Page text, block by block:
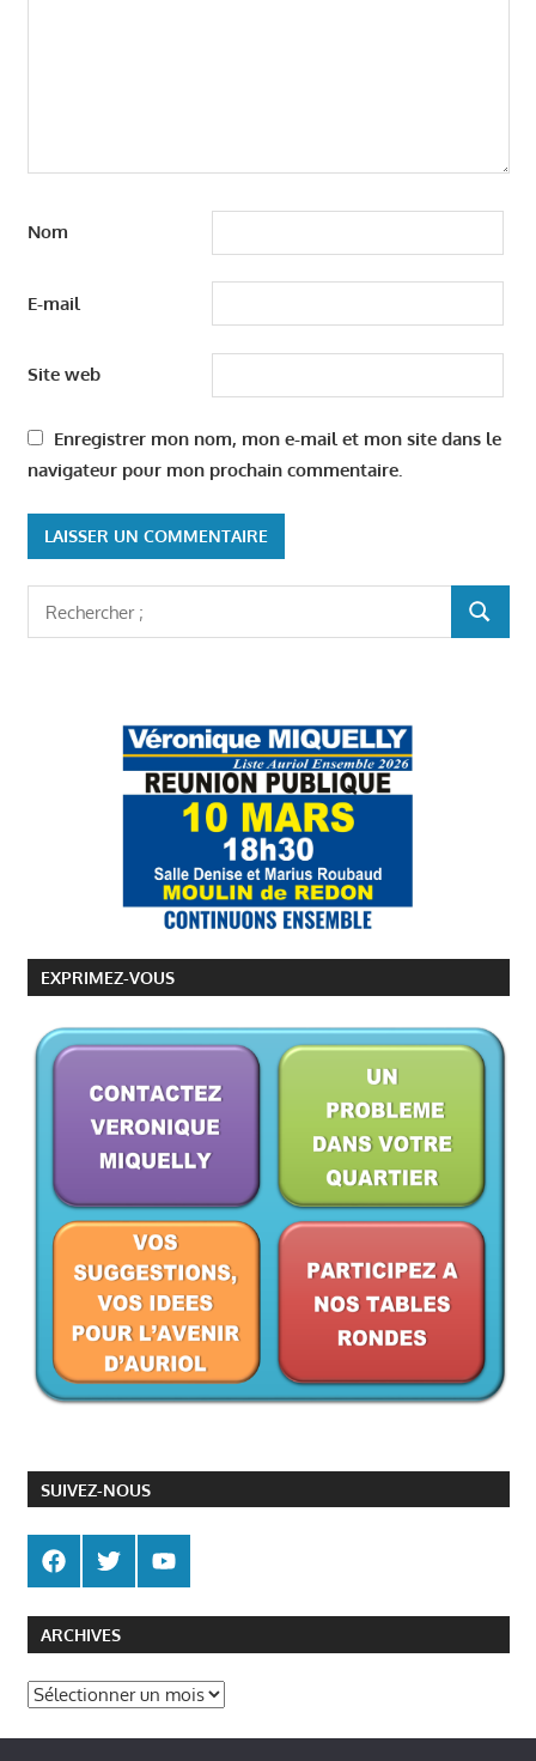
Nom
E-mail
Site web
Enregistrer mon nom, mon e-mail et mon site dans le
navigateur pour mon prochain commentaire.
EXPRIMEZ-VOUS
SUIVEZ-NOUS
ARCHIVES
Archives